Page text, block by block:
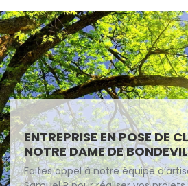
ENTREPRISE EN POSE DE
NOTRE DAME DE
Faites appel à notre équipe